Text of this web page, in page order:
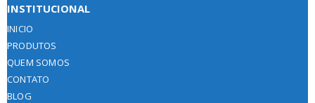
INSTITUCIONAL
INICIO
PRODUTOS
QUEM SOMOS
CONTATO
BLOG